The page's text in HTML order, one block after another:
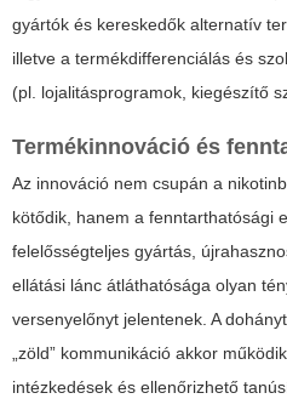
gyártók és kereskedők alternatív
illetve a termékdifferenciálás és
(pl. lojalitásprogramok, kiegészítő
Termékinnováció és
Az innováció nem csupán a
kötődik, hanem a fenntarthatósági
felelősségteljes gyártás,
ellátási lánc átláthatósága olyan
versenyelőnyt jelentenek. A
„zöld” kommunikáció akkor
intézkedések és ellenőrizhető